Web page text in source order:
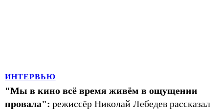
ИНТЕРВЬЮ
"Мы в кино всё время живём в ощущении
провала": режиссёр Николай Лебедев рассказал